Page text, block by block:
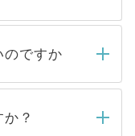
のですか
社担当者がご
ールもしくは
？